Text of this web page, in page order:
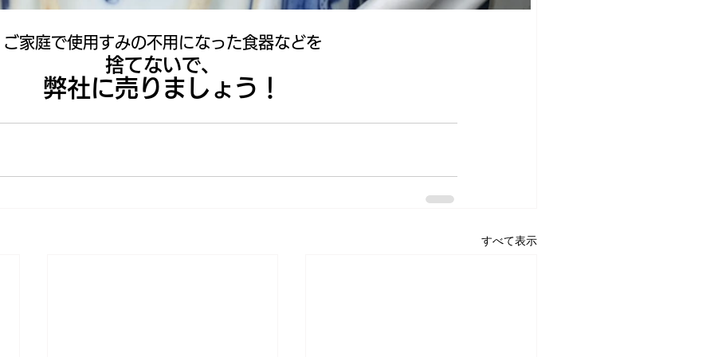
ご家庭で使用すみの不用になった食器などを
捨てないで、
弊社に売りましょう！
すべて表示